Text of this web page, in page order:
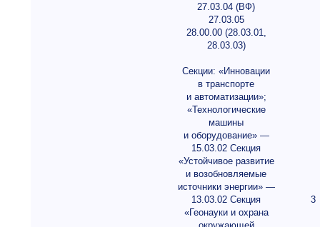
27.03.04 (ВФ)
27.03.05
28.00.00 (28.03.01,
28.03.03)
Секции: «Инновации
в транспорте
и автоматизации»;
«Технологические
машины
и оборудование» —
15.03.02 Секция
«Устойчивое развитие
и возобновляемые
источники энергии» —
13.03.02 Секция
«Геонауки и охрана
3